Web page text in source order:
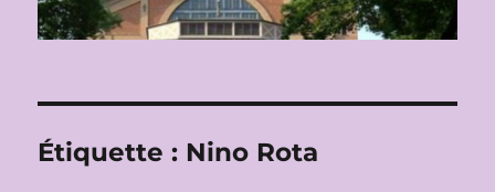
Étiquette : Nino Rota